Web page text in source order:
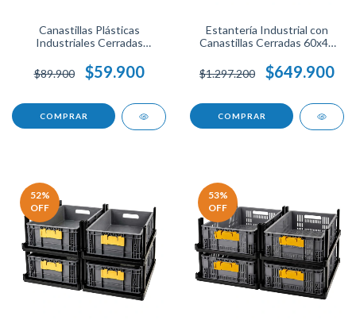
Canastillas Plásticas
Industriales Cerradas
Bodega, Negocio o Taller.
$89.900 $59.900
COMPRAR
Estantería Industrial con
Canastillas Cerradas 60x40
Almacenamiento.
$1.297.200 $649.900
COMPRAR
52%
OFF
53%
OFF